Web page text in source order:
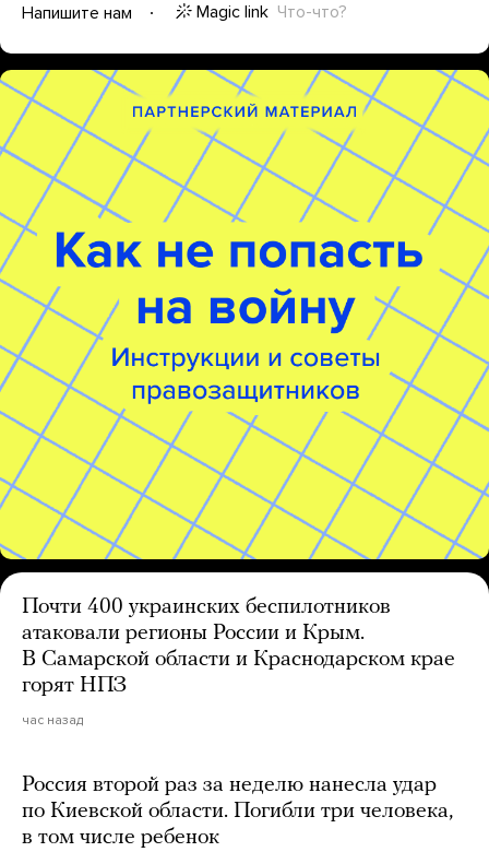
Напишите нам
Magic link Что-что?
Почти 400 украинских беспилотников
атаковали регионы России и Крым.
В Самарской области и Краснодарском крае
горят НПЗ
час назад
Россия второй раз за неделю нанесла удар
по Киевской области. Погибли три человека,
в том числе ребенок